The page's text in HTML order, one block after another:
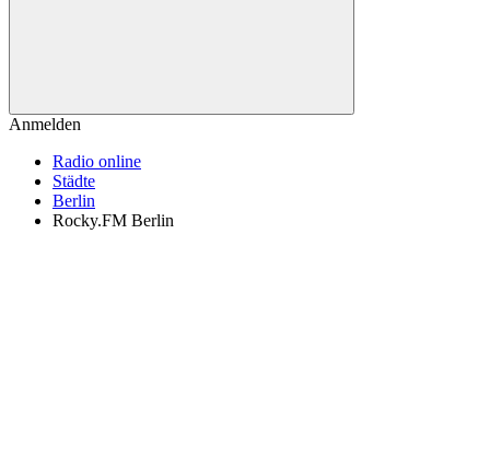
Anmelden
Radio online
Städte
Berlin
Rocky.FM Berlin